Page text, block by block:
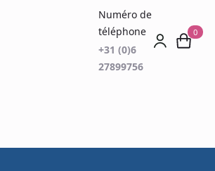
Numéro de
téléphone
+31 (0)6
27899756
0